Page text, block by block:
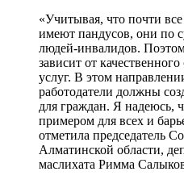
«Учитывая, что почти
имеют пандусов, они по
людей-инвалидов.
зависит от
услуг. В этом
работодатели должны
для граждан. Я надеюсь,
примером для всех и
отметила председатель
Алматинской области,
маслихата Римма